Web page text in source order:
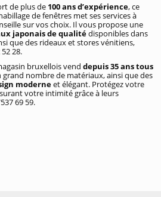
de plus de 100 ans d’expérience, ce
de fenêtres met ses services à
sur vos choix. Il vous propose une
japonais de qualitédisponibles dans
que des rideaux et stores vénitiens,
28.
bruxellois vend depuis 35 ans tous
grand nombre de matériaux, ainsi que des
moderneet élégant. Protégez votre
votre intimité grâce à leurs
69 59.